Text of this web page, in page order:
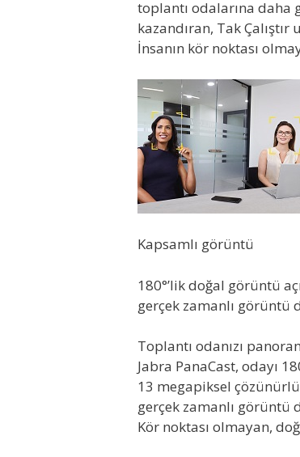
toplantı odalarına daha
kazandıran, Tak
İnsanın kör noktası
Kapsamlı görüntü
180°’lik doğal görüntü
gerçek zamanlı görüntü
Toplantı odanızı
Jabra PanaCast, odayı
13 megapiksel
gerçek zamanlı görüntü
Kör noktası olmayan,